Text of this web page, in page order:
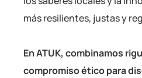
más resilientes, justas y
En ATUK, combinamos
compromiso ético para